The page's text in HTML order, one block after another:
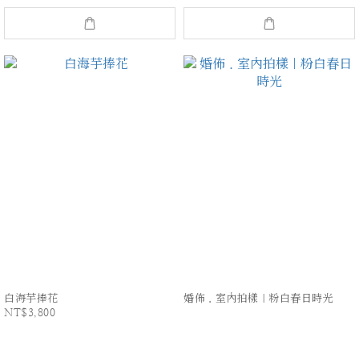
白海芋捧花
NT$3,800
婚佈．室內拍樣｜粉白春日時光